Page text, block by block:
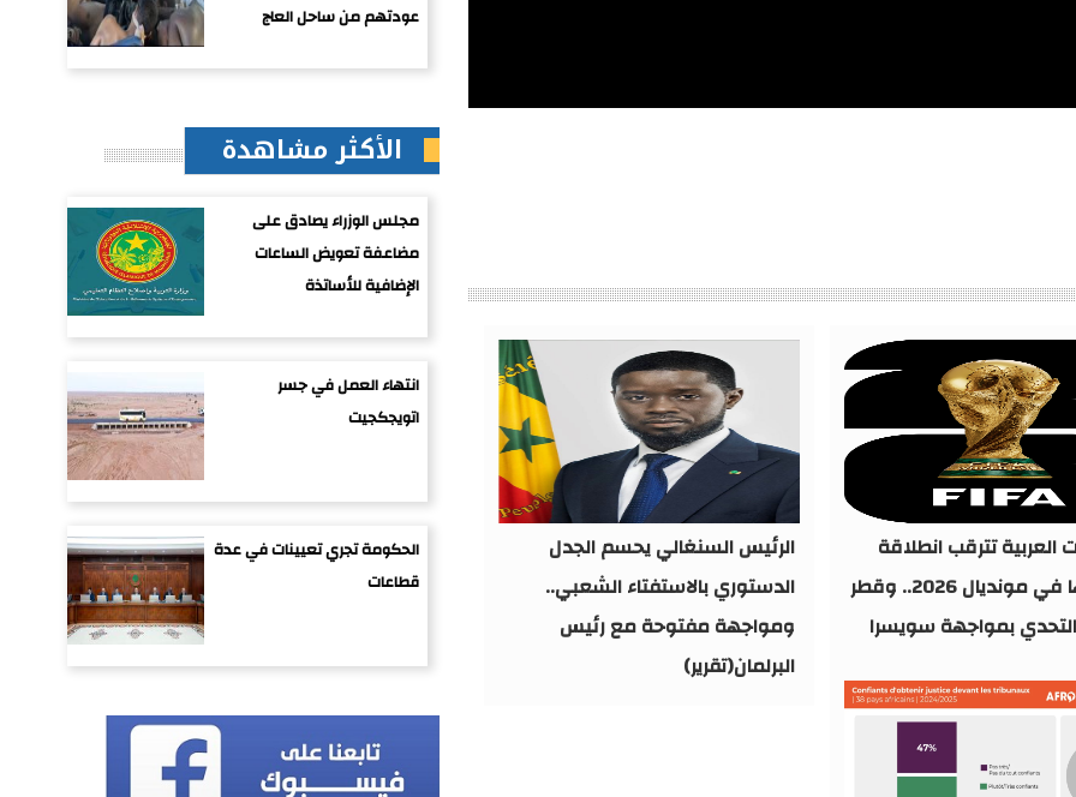
الرئيس السنغالي يحسم الجدل
الدستوري بالاستفتاء الشعبي..
ومواجهة مفتوحة مع رئيس
البرلمان(تقرير)
العربية تترقب انطلاقة
مشوارها في مونديال 2026.. وقطر
بمواجهة سويسرا
عودتهم من ساحل العاج
الأكثر مشاهدة
مجلس الوزراء يصادق على
مضاعفة تعويض الساعات
الإضافية للأساتذة
انتهاء العمل في جسر
اتويجكجيت
الحكومة تجري تعيينات في عدة
قطاعات